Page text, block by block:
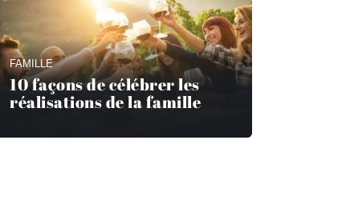
FAMILLE
10 façons de célébrer les
réalisations de la famille